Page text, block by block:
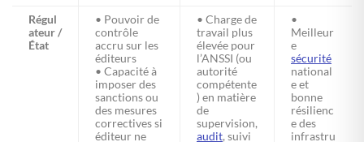
Régul
ateur /
État
• Pouvoir de
contrôle
accru sur les
éditeurs
• Capacité à
imposer des
sanctions ou
des mesures
correctives si
éditeur ne
• Charge de
travail plus
élevée pour
l’ANSSI (ou
autorité
compétente
) en matière
de
supervision,
audit, suivi
•
Meilleur
e
sécurité
national
e et
bonne
résilienc
e des
infrastru